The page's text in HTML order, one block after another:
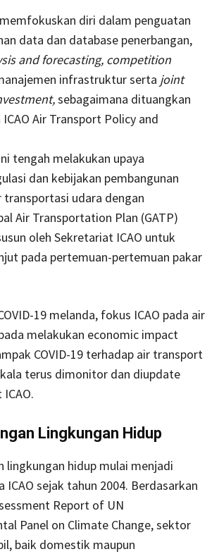
diri dalam penguatan
data dan database penerbangan,
and forecasting, competition
infrastruktur serta joint
sebagaimana dituangkan
Air Transport Policy and
tengah melakukan upaya
dan kebijakan pembangunan
udara dengan
Air Transportation Plan (GATP)
oleh Sekretariat ICAO untuk
pada pertemuan-pertemuan pakar
19 melanda, fokus ICAO pada air
melakukan economic impact
COVID-19 terhadap air transport
terus dimonitor dan diupdate
Lingkungan Hidup
lingkungan hidup mulai menjadi
ICAO sejak tahun 2004. Berdasarkan
Report of UN
Panel on Climate Change, sektor
baik domestik maupun